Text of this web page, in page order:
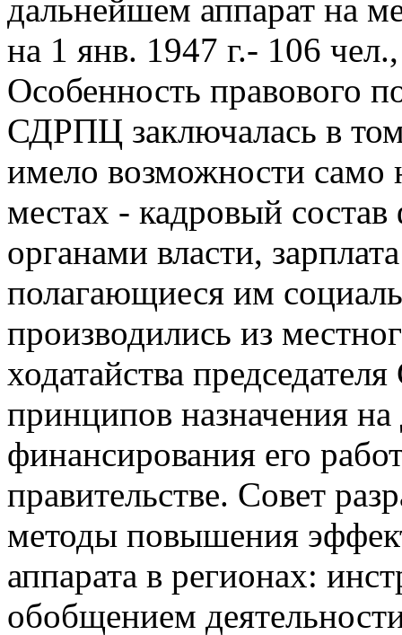
дальнейшем аппарат на
на 1 янв. 1947 г.- 106
Особенность правового
СДРПЦ заключалась в
имело возможности само
местах - кадровый
органами власти,
полагающиеся им
производились из
ходатайства
принципов назначения
финансирования его
правительстве. Совет
методы повышения
аппарата в регионах:
обобщением